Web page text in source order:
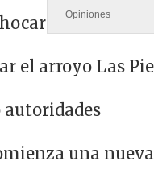
Opiniones
contra
el arroyo Las
autoridades
una